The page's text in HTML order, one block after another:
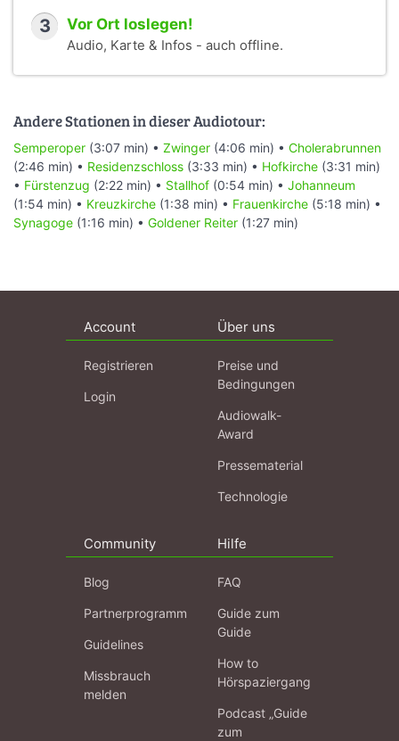
3 Vor Ort loslegen!
Audio, Karte & Infos - auch offline.
Andere Stationen in dieser Audiotour:
Semperoper (3:07 min) • Zwinger (4:06 min) • Cholerabrunnen
(2:46 min) • Residenzschloss (3:33 min) • Hofkirche (3:31 min)
• Fürstenzug (2:22 min) • Stallhof (0:54 min) • Johanneum
(1:54 min) • Kreuzkirche (1:38 min) • Frauenkirche (5:18 min) •
Synagoge (1:16 min) • Goldener Reiter (1:27 min)
Account
Registrieren
Login
Über uns
Preise und
Bedingungen
Audiowalk-
Award
Pressematerial
Technologie
Community
Blog
Partnerprogramm
Guidelines
Missbrauch
melden
Hilfe
FAQ
Guide zum
Guide
How to
Hörspaziergang
Podcast „Guide
zum